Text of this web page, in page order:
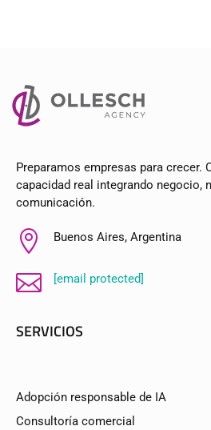
Preparamos empresas para crecer.
capacidad real integrando negocio,
comunicación.
 Buenos Aires, Argentina
 [email protected]
SERVICIOS
Adopción responsable de IA
Consultoría comercial